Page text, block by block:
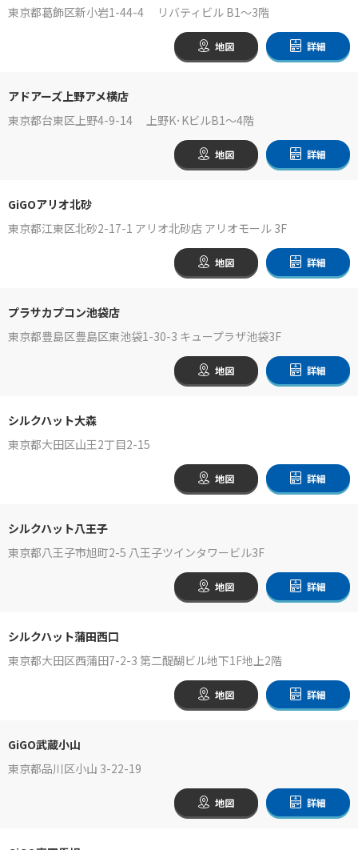
東京都葛飾区新小岩1-44-4 リバティビル B1～3階
地図 詳細
アドアーズ上野アメ横店
東京都台東区上野4-9-14 上野K･KビルB1～4階
地図 詳細
GiGOアリオ北砂
東京都江東区北砂2-17-1 アリオ北砂店 アリオモール 3F
地図 詳細
プラサカプコン池袋店
東京都豊島区豊島区東池袋1-30-3 キュープラザ池袋3F
地図 詳細
シルクハット大森
東京都大田区山王2丁目2-15
地図 詳細
シルクハット八王子
東京都八王子市旭町2-5 八王子ツインタワービル3F
地図 詳細
シルクハット蒲田西口
東京都大田区西蒲田7-2-3 第二醍醐ビル地下1F地上2階
地図 詳細
GiGO武蔵小山
東京都品川区小山 3-22-19
地図 詳細